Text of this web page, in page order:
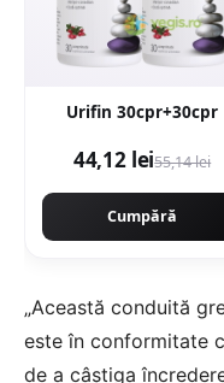
Urifin 30cpr+30cpr
44,12 lei55,14 lei
Cumpără
„Această conduită
este în conformitate
de a câștiga